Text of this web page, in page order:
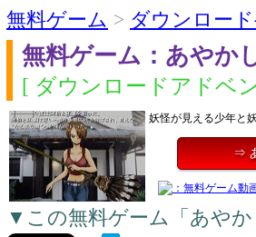
無料ゲーム > ダウンロー
無料ゲーム：あやか
[ ダウンロードアドベ
妖怪が見える少年と
⇒
▼この無料ゲーム「あや